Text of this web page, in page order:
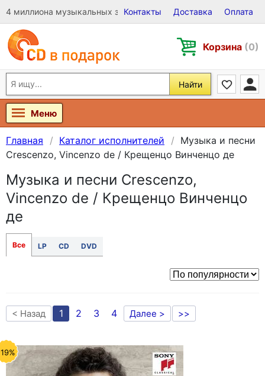
4 миллиона музыкальных записей на Виниле, CD и DVD
Контакты Доставка Оплата
Корзина (0)
Найти
Меню
Главная Каталог исполнителей
Музыка и песни
Crescenzo, Vincenzo de / Крещенцо Винченцо де
Музыка и песни Crescenzo,
Vincenzo de / Крещенцо Винченцо
де
Все LP CD DVD
< Назад 1 2 3 4 Далее > >>